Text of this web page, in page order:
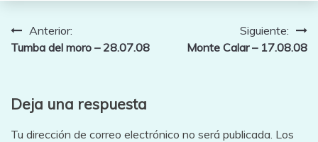
Navegación
Anterior:
Tumba del moro – 28.07.08
Siguiente:
Monte Calar – 17.08.08
Deja una respuesta
Tu dirección de correo electrónico no será publicada. Los